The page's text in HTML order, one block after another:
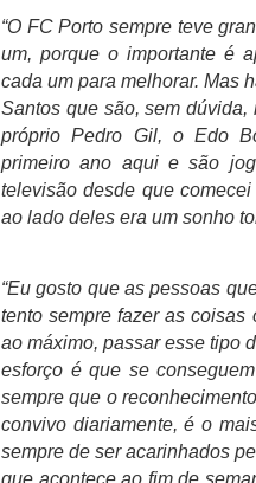
“O FC Porto sempre teve
um, porque o importante é
cada um para melhorar. Mas
Santos que são, sem
próprio Pedro Gil, o Edo
primeiro ano aqui e são
televisão desde que
ao lado deles era um sonho
“Eu gosto que as pessoas
tento sempre fazer as coisas
ao máximo, passar esse tipo
esforço é que se
sempre que o
convivo diariamente, é o
sempre de ser acarinhados
que acontece ao fim de
Supertaça
Francesco
O FC Porto
minuto do
Coimbra".
Francesco
ante-visão,
AUG
2
qual é
Torreense no
sobre qual é
rescaldo de
foram
permitiu
FC